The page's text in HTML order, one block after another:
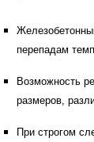
перепадам
Возможность
размеров,
При строгом